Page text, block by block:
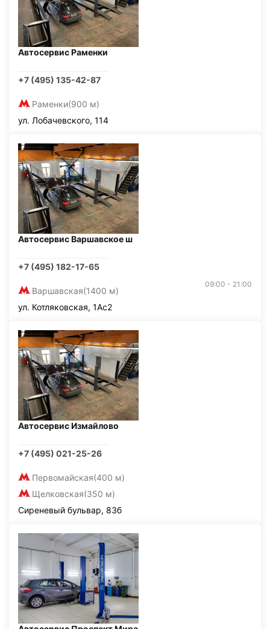
Автосервис Раменки
+7 (495) 135-42-87
Раменки(900 м)
ул. Лобачевского, 114
Автосервис Варшавское ш
+7 (495) 182-17-65
Варшавская(1400 м)
09:00 - 21:00
ул. Котляковская, 1Ас2
Автосервис Измайлово
+7 (495) 021-25-26
Первомайская(400 м)
Щелковская(350 м)
Сиреневый бульвар, 83б